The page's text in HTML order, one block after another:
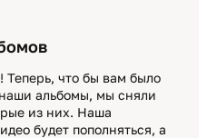
Теперь, что бы вам было
альбомы, мы сняли
из них. Наша
будет пополняться, а